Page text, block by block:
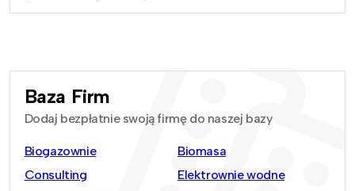
Baza Firm
Dodaj bezpłatnie swoją firmę do naszej bazy
Biogazownie
Biomasa
Consulting
Elektrownie wodne